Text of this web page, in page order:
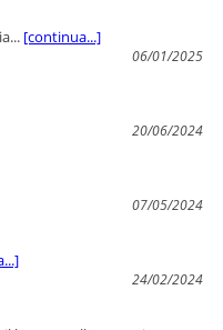
[continua...]
06/01/2025
20/06/2024
07/05/2024
24/02/2024